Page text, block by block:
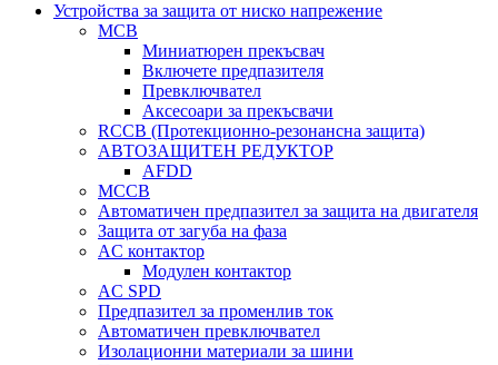
Устройства за защита от ниско напрежение
MCB
Миниатюрен прекъсвач
Включете предпазителя
Превключвател
Аксесоари за прекъсвачи
RCCB (Протекционно-резонансна защита)
АВТОЗАЩИТЕН РЕДУКТОР
AFDD
MCCB
Автоматичен предпазител за защита на двигателя
Защита от загуба на фаза
AC контактор
Модулен контактор
AC SPD
Предпазител за променлив ток
Автоматичен превключвател
Изолационни материали за шини